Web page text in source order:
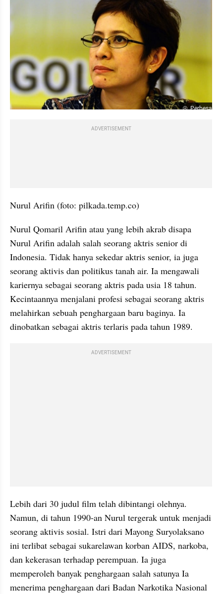
Perbesar
ADVERTISEMENT
Nurul Arifin (foto: pilkada.temp.co)
Nurul Qomaril Arifin atau yang lebih akrab disapa
Nurul Arifin adalah salah seorang aktris senior di
Indonesia. Tidak hanya sekedar aktris senior, ia juga
seorang aktivis dan politikus tanah air. Ia mengawali
kariernya sebagai seorang aktris pada usia 18 tahun.
Kecintaannya menjalani profesi sebagai seorang aktris
melahirkan sebuah penghargaan baru baginya. Ia
dinobatkan sebagai aktris terlaris pada tahun 1989.
ADVERTISEMENT
Lebih dari 30 judul film telah dibintangi olehnya.
Namun, di tahun 1990-an Nurul tergerak untuk menjadi
seorang aktivis sosial. Istri dari Mayong Suryolaksano
ini terlibat sebagai sukarelawan korban AIDS, narkoba,
dan kekerasan terhadap perempuan. Ia juga
memperoleh banyak penghargaan salah satunya Ia
menerima penghargaan dari Badan Narkotika Nasional